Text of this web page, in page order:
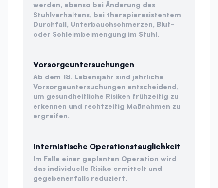
werden, ebenso bei Änderung des
Stuhlverhaltens, bei therapieresistentem
Durchfall, Unterbauchschmerzen, Blut-
oder Schleimbeimengung im Stuhl.
Vorsorgeuntersuchungen
Ab dem 18. Lebensjahr sind jährliche
Vorsorgeuntersuchungen entscheidend,
um gesundheitliche Risiken frühzeitig zu
erkennen und rechtzeitig Maßnahmen zu
ergreifen.
Internistische Operationstauglichkeit
Im Falle einer geplanten Operation wird
das individuelle Risiko ermittelt und
gegebenenfalls reduziert.